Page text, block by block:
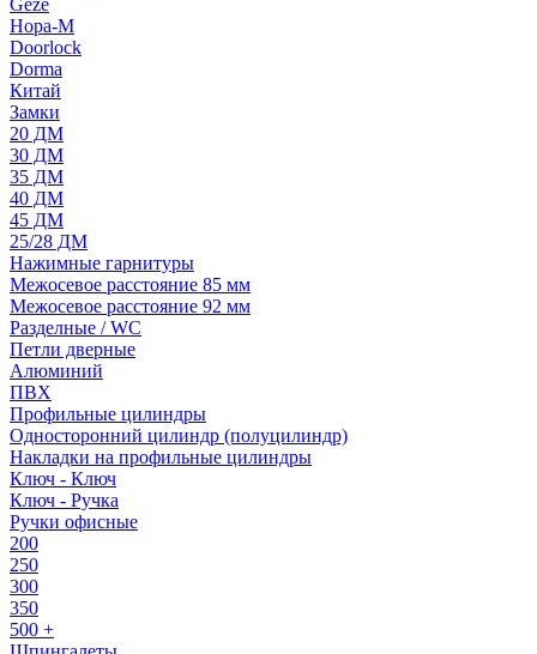
Geze
Нора-М
Doorlock
Dorma
Китай
Замки
20 ДМ
30 ДМ
35 ДМ
40 ДМ
45 ДМ
25/28 ДМ
Нажимные гарнитуры
Межосевое расстояние 85 мм
Межосевое расстояние 92 мм
Разделные / WC
Петли дверные
Алюминий
ПВХ
Профильные цилиндры
Односторонний цилиндр (полуцилиндр)
Накладки на профильные цилиндры
Ключ - Ключ
Ключ - Ручка
Ручки офисные
200
250
300
350
500 +